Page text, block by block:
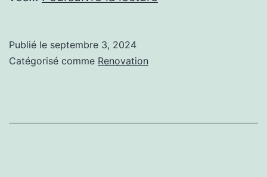
Publié le septembre 3, 2024
Catégorisé comme Renovation